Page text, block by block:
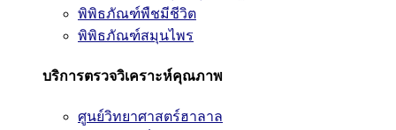
พิพิธภัณฑ์พืชมีชีวิต
พิพิธภัณฑ์สมุนไพร
บริการตรวจวิเคราะห์คุณภาพ
ศูนย์วิทยาศาสตร์ฮาลาล